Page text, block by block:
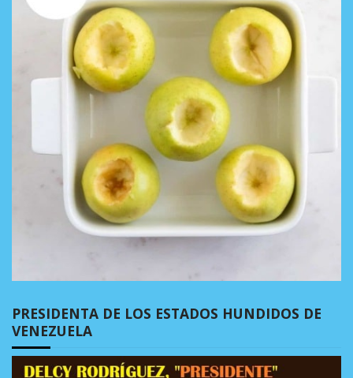
PRESIDENTA DE LOS ESTADOS HUNDIDOS DE
VENEZUELA